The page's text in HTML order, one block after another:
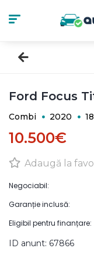
Ford Focus
Combi 2020
10.500€
Adaugă la
Negociabil:
Garanție inclusă:
Eligibil pentru finanțare:
ID anunt: 67866